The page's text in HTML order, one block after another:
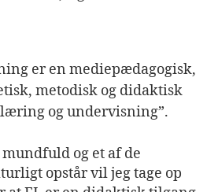
er en mediepædagogisk,
metodisk og didaktisk
og undervisning”.
og et af de
opstår vil jeg tage op